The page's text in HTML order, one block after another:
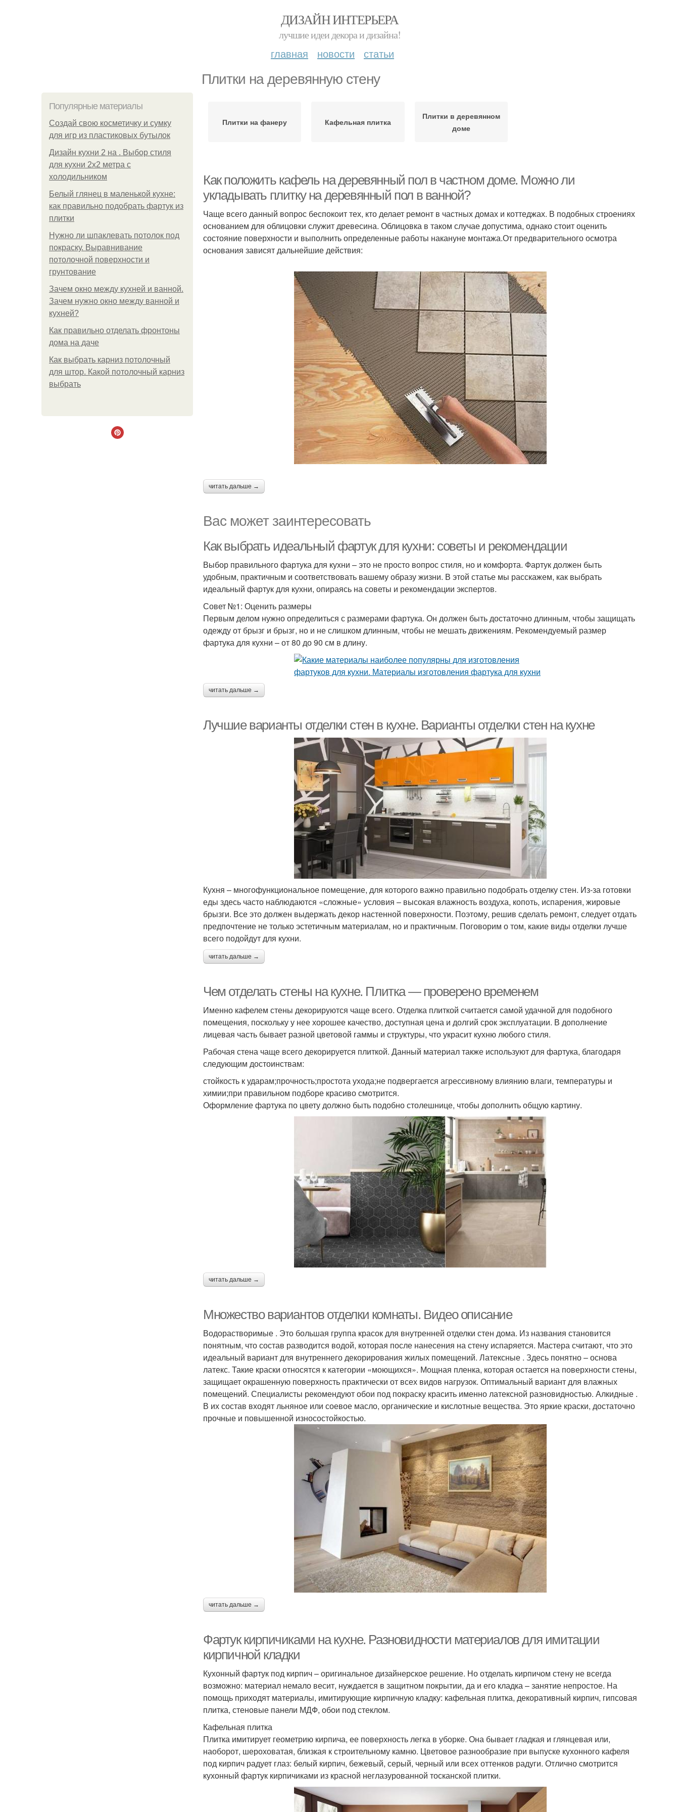
ДИЗАЙН ИНТЕРЬЕРА
лучшие идеи декора и дизайна!
главная новости статьи
Плитки на деревянную стену
Популярные материалы
Создай свою косметичку и сумку
для игр из пластиковых бутылок
Дизайн кухни 2 на . Выбор стиля
для кухни 2х2 метра с
холодильником
Белый глянец в маленькой кухне:
как правильно подобрать фартук из
плитки
Нужно ли шпаклевать потолок под
покраску. Выравнивание
потолочной поверхности и
грунтование
Зачем окно между кухней и ванной.
Зачем нужно окно между ванной и
кухней?
Как правильно отделать фронтоны
дома на даче
Как выбрать карниз потолочный
для штор. Какой потолочный карниз
выбрать
Плитки на фанеру Кафельная плитка
Плитки в деревянном
доме
Как положить кафель на деревянный пол в частном доме. Можно ли
укладывать плитку на деревянный пол в ванной?
Чаще всего данный вопрос беспокоит тех, кто делает ремонт в частных домах и коттеджах. В подобных строениях
основанием для облицовки служит древесина. Облицовка в таком случае допустима, однако стоит оценить
состояние поверхности и выполнить определенные работы накануне монтажа.От предварительного осмотра
основания зависят дальнейшие действия:
читать дальше →
Вас может заинтересовать
Как выбрать идеальный фартук для кухни: советы и рекомендации
Выбор правильного фартука для кухни – это не просто вопрос стиля, но и комфорта. Фартук должен быть
удобным, практичным и соответствовать вашему образу жизни. В этой статье мы расскажем, как выбрать
идеальный фартук для кухни, опираясь на советы и рекомендации экспертов.
Совет №1: Оценить размеры
Первым делом нужно определиться с размерами фартука. Он должен быть достаточно длинным, чтобы защищать
одежду от брызг и брызг, но и не слишком длинным, чтобы не мешать движениям. Рекомендуемый размер
фартука для кухни – от 80 до 90 см в длину.
читать дальше →
Лучшие варианты отделки стен в кухне. Варианты отделки стен на кухне
Кухня – многофункциональное помещение, для которого важно правильно подобрать отделку стен. Из-за готовки
еды здесь часто наблюдаются «сложные» условия – высокая влажность воздуха, копоть, испарения, жировые
брызги. Все это должен выдержать декор настенной поверхности. Поэтому, решив сделать ремонт, следует отдать
предпочтение не только эстетичным материалам, но и практичным. Поговорим о том, какие виды отделки лучше
всего подойдут для кухни.
читать дальше →
Чем отделать стены на кухне. Плитка — проверено временем
Именно кафелем стены декорируются чаще всего. Отделка плиткой считается самой удачной для подобного
помещения, поскольку у нее хорошее качество, доступная цена и долгий срок эксплуатации. В дополнение
лицевая часть бывает разной цветовой гаммы и структуры, что украсит кухню любого стиля.
Рабочая стена чаще всего декорируется плиткой. Данный материал также используют для фартука, благодаря
следующим достоинствам:
стойкость к ударам;прочность;простота ухода;не подвергается агрессивному влиянию влаги, температуры и
химии;при правильном подборе красиво смотрится.
Оформление фартука по цвету должно быть подобно столешнице, чтобы дополнить общую картину.
читать дальше →
Множество вариантов отделки комнаты. Видео описание
Водорастворимые . Это большая группа красок для внутренней отделки стен дома. Из названия становится
понятным, что состав разводится водой, которая после нанесения на стену испаряется. Мастера считают, что это
идеальный вариант для внутреннего декорирования жилых помещений. Латексные . Здесь понятно – основа
латекс. Такие краски относятся к категории «моющихся». Мощная пленка, которая остается на поверхности стены,
защищает окрашенную поверхность практически от всех видов нагрузок. Оптимальный вариант для влажных
помещений. Специалисты рекомендуют обои под покраску красить именно латексной разновидностью. Алкидные .
В их состав входят льняное или соевое масло, органические и кислотные вещества. Это яркие краски, достаточно
прочные и повышенной износостойкостью.
читать дальше →
Фартук кирпичиками на кухне. Разновидности материалов для имитации
кирпичной кладки
Кухонный фартук под кирпич – оригинальное дизайнерское решение. Но отделать кирпичом стену не всегда
возможно: материал немало весит, нуждается в защитном покрытии, да и его кладка – занятие непростое. На
помощь приходят материалы, имитирующие кирпичную кладку: кафельная плитка, декоративный кирпич, гипсовая
плитка, стеновые панели МДФ, обои под стеклом.
Кафельная плитка
Плитка имитирует геометрию кирпича, ее поверхность легка в уборке. Она бывает гладкая и глянцевая или,
наоборот, шероховатая, близкая к строительному камню. Цветовое разнообразие при выпуске кухонного кафеля
под кирпич радует глаз: белый кирпич, бежевый, серый, черный или всех оттенков радуги. Отлично смотрится
кухонный фартук кирпичиками из красной неглазурованной тосканской плитки.